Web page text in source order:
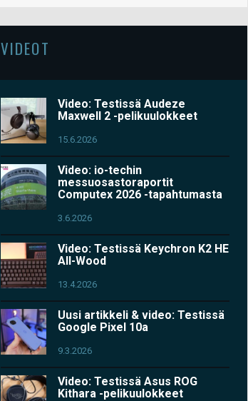
VIDEOT
Video: Testissä Audeze
Maxwell 2 -pelikuulokkeet
15.6.2026
Video: io-techin
messuosastoraportit
Computex 2026 -tapahtumasta
3.6.2026
Video: Testissä Keychron K2 HE
All-Wood
13.4.2026
Uusi artikkeli & video: Testissä
Google Pixel 10a
9.3.2026
Video: Testissä Asus ROG
Kithara -pelikuulokkeet